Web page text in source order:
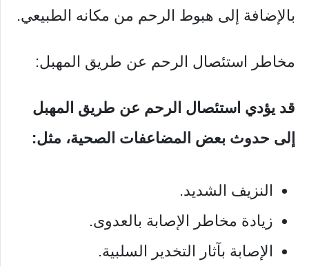
بالإضافة إلى هبوط الرحم من مكانه الطبيعي.
مخاطر استئصال الرحم عن طريق المهبل:
قد يؤدي استئصال الرحم عن طريق المهبل
إلى حدوث بعض المضاعفات الصحية، مثل:
النزيف الشديد.
زيادة مخاطر الإصابة بالعدوى.
الإصابة بآثار التخدير السلبية.